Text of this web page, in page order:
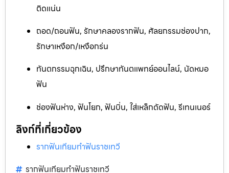
ติดแน่น
ถอด/ถอนฟัน, รักษาคลองรากฟัน, ศัลยกรรมช่องปาก,
รักษาเหงือก/เหงือกร่น
ทันตกรรมฉุกเฉิน, ปรึกษาทันตแพทย์ออนไลน์, นัดหมอ
ฟัน
ช่องฟันห่าง, ฟันโยก, ฟันบิ่น, ใส่เหล็กดัดฟัน, รีเทนเนอร์
ลิงก์ที่เกี่ยวข้อง
รากฟันเทียมทำฟันราชเทวี
รากฟันเทียมทำฟันราชเทวี